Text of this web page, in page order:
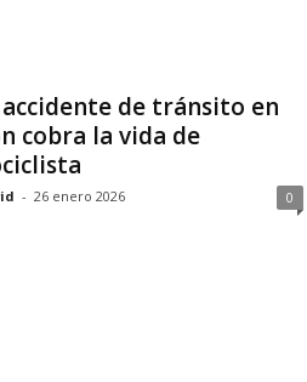
de tránsito en
cobra la vida de
- 26 enero 2026 0